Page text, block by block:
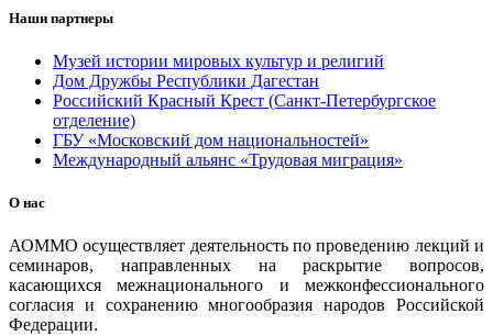
Наши партнеры
Музей истории мировых культур и религий
Дом Дружбы Республики Дагестан
Российский Красный Крест (Санкт-Петербургское
отделение)
ГБУ «Московский дом национальностей»
Международный альянс «Трудовая миграция»
О нас
АОММО осуществляет деятельность по проведению лекций и
семинаров, направленных на раскрытие вопросов,
касающихся межнационального и межконфессионального
согласия и сохранению многообразия народов Российской
Федерации.